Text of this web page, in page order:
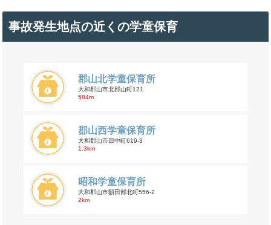
事故発生地点の近くの学童保育
郡山北学童保育所
大和郡山市北郡山町121
584m
郡山西学童保育所
大和郡山市田中町619-3
1.3km
昭和学童保育所
大和郡山市額田部北町556-2
2km